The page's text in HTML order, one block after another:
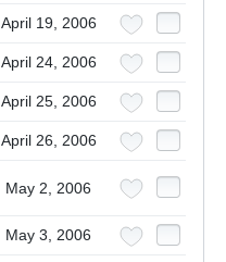
April 19, 2006
April 24, 2006
April 25, 2006
April 26, 2006
May 2, 2006
May 3, 2006